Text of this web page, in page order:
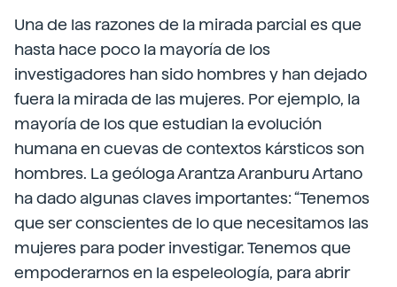
Una de las razones de la mirada parcial es que
hasta hace poco la mayoría de los
investigadores han sido hombres y han dejado
fuera la mirada de las mujeres. Por ejemplo, la
mayoría de los que estudian la evolución
humana en cuevas de contextos kársticos son
hombres. La geóloga Arantza Aranburu Artano
ha dado algunas claves importantes: “Tenemos
que ser conscientes de lo que necesitamos las
mujeres para poder investigar. Tenemos que
empoderarnos en la espeleología, para abrir